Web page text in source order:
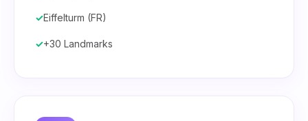
Eiffelturm (FR)
+30 Landmarks